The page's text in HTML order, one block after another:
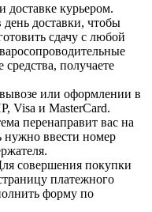
курьером.
доставки, чтобы
сдачу с любой
получаете
или оформлении в
Visa и MasterCard.
перенаправит вас на
нужно ввести номер
совершения покупки
платежного
форму по